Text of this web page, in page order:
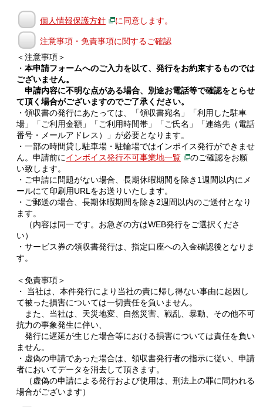
個人情報保護方針 に同意します。
注意事項・免責事項に関するご確認
＜注意事項＞
・ 本申請フォームへのご入力を以て、発行をお約束するものでは
ございません。
申請内容に不明な点がある場合、別途お電話等で確認をとらせ
て頂く場合がございますのでご了承ください。
・領収書の発行にあたっては、「領収書宛名」「利用した駐車
場」「ご利用金額」「ご利用時間帯」「ご氏名」「連絡先（電話
番号・メールアドレス）」が必要となります。
・一部の時間貸し駐車場・駐輪場ではインボイス発行ができませ
ん。申請前にインボイス発行不可事業地一覧
のご確認をお願
い致します。
・ご申請に問題がない場合、長期休暇期間を除き1週間以内にメ
ールにて印刷用URLをお送りいたします。
・ご郵送の場合、長期休暇期間を除き2週間以内のご送付となり
ます。
（内容は同一です。お急ぎの方はWEB発行をご選択くださ
い）
・サービス券の領収書発行は、指定口座への入金確認後となりま
す。
＜免責事項＞
・ 当社は、本件発行により当社の責に帰し得ない事由に起因し
て被った損害については一切責任を負いません。
また、当社は、天災地変、自然災害、戦乱、暴動、その他不可
抗力の事象発生に伴い、
発行に遅延が生じた場合等における損害については責任を負い
ません。
・虚偽の申請であった場合は、領収書発行者の指示に従い、申請
者においてデータを消去して頂きます。
（虚偽の申請による発行および使用は、刑法上の罪に問われる
場合がございます）